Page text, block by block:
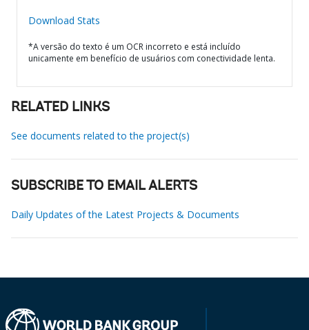
Download Stats
*A versão do texto é um OCR incorreto e está incluído
unicamente em benefício de usuários com conectividade lenta.
RELATED LINKS
See documents related to the project(s)
SUBSCRIBE TO EMAIL ALERTS
Daily Updates of the Latest Projects & Documents